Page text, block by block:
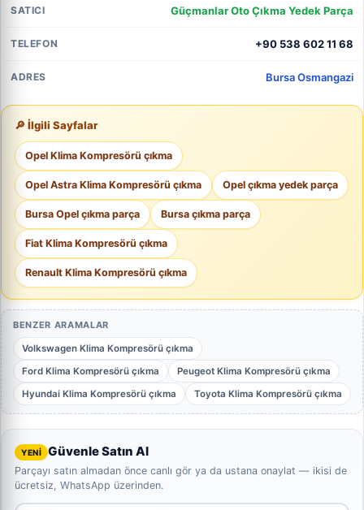
SATICI Güçmanlar Oto Çıkma Yedek Parça
TELEFON +90 538 602 11 68
ADRES Bursa Osmangazi
🔎 İlgili Sayfalar
Opel Klima Kompresörü çıkma
Opel Astra Klima Kompresörü çıkma Opel çıkma yedek parça
Bursa Opel çıkma parça Bursa çıkma parça
Fiat Klima Kompresörü çıkma
Renault Klima Kompresörü çıkma
BENZER ARAMALAR
Volkswagen Klima Kompresörü çıkma
Ford Klima Kompresörü çıkma
Peugeot Klima Kompresörü çıkma
Hyundai Klima Kompresörü çıkma
Toyota Klima Kompresörü çıkma
YENİ Güvenle Satın Al
Parçayı satın almadan önce canlı gör ya da ustana onaylat — ikisi de
ücretsiz, WhatsApp üzerinden.